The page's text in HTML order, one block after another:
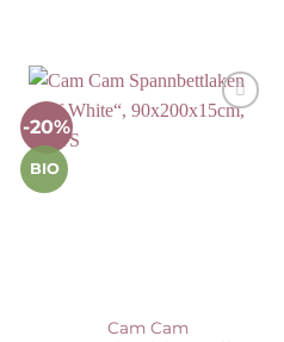
-20%
BIO
Cam Cam